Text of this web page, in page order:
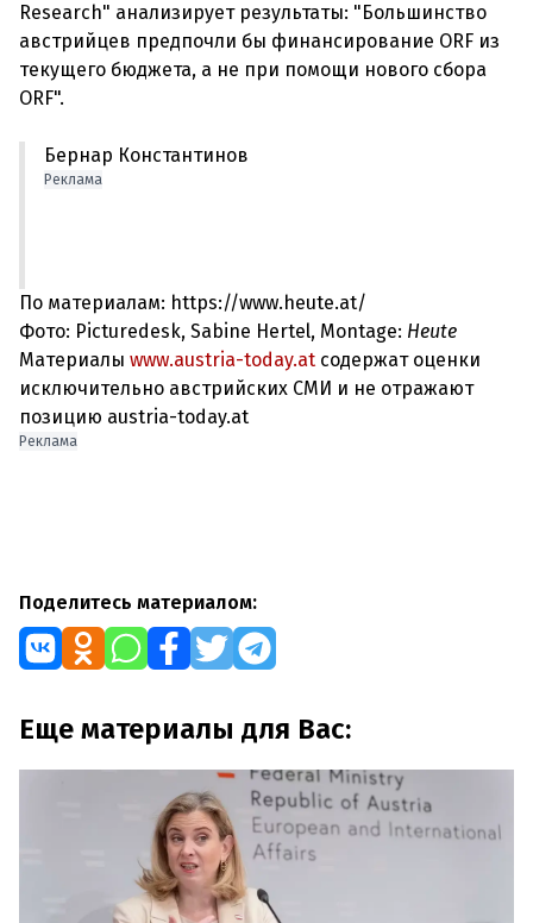
Research" анализирует результаты: "Большинство
австрийцев предпочли бы финансирование ORF из
текущего бюджета, а не при помощи нового сбора
Бернар Константинов
Реклама
По материалам: https://www.heute.at/
Фото: Picturedesk, Sabine Hertel, Montage: Heute
Материалы www.austria-today.at содержат оценки
исключительно австрийских СМИ и не отражают
позицию austria-today.at
Реклама
Поделитесь материалом:
Еще материалы для Вас: